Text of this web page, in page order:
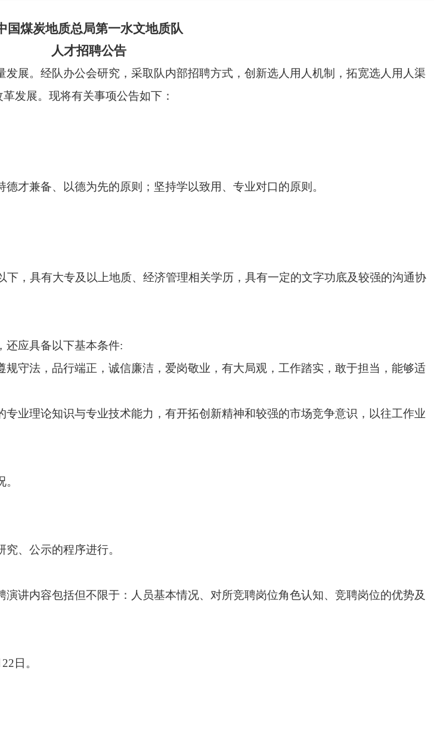
国煤炭地质总局第一水文地质队
人才招聘公告
展。经队办公会研究，采取队内部招聘方式，创新选人用人机制，拓宽选人用人渠
发展。现将有关事项公告如下：
才兼备、以德为先的原则；坚持学以致用、专业对口的原则。
，具有大专及以上地质、经济管理相关学历，具有一定的文字功底及较强的沟通协
还应具备以下基本条件:
规守法，品行端正，诚信廉洁，爱岗敬业，有大局观，工作踏实，敢于担当，能够适
专业理论知识与专业技术能力，有开拓创新精神和较强的市场竞争意识，以往工作业
、公示的程序进行。
讲内容包括但不限于：人员基本情况、对所竞聘岗位角色认知、竞聘岗位的优势及
日。